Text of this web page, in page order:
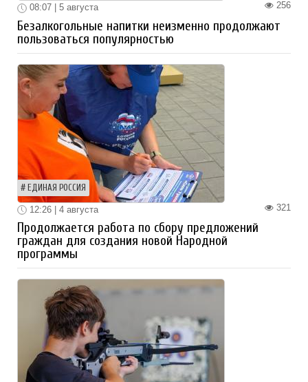
256
08:07 | 5 августа
Безалкогольные напитки неизменно продолжают
пользоваться популярностью
ЕДИНАЯ РОССИЯ
321
12:26 | 4 августа
Продолжается работа по сбору предложений
граждан для создания новой Народной
программы